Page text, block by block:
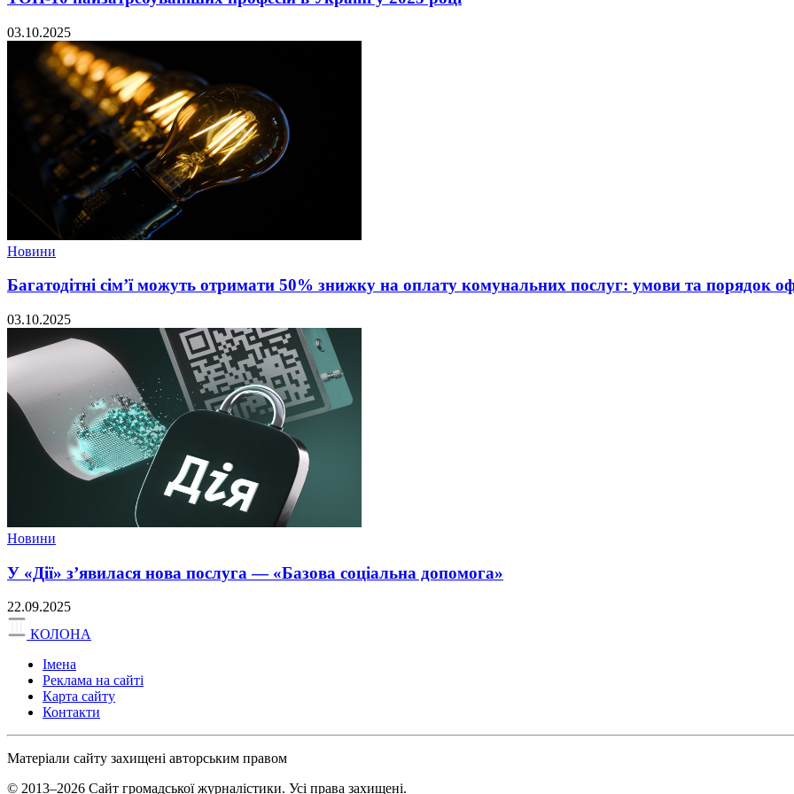
03.10.2025
Новини
Багатодітні сім’ї можуть отримати 50% знижку на оплату комунальних послуг: умови та порядок
03.10.2025
Новини
У «Дії» з’явилася нова послуга — «Базова соціальна допомога»
22.09.2025
КОЛОНА
Імена
Реклама на сайті
Карта сайту
Контакти
Матеріали сайту захищені авторським правом
© 2013–2026 Сайт громадської журналістики. Усі права захищені.